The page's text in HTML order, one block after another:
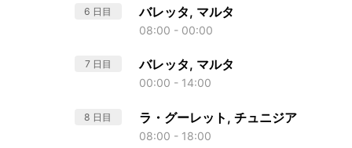
6 日目 バレッタ, マルタ
08:00 - 00:00
7 日目 バレッタ, マルタ
00:00 - 14:00
8 日目 ラ・グーレット, チュニジア
08:00 - 18:00